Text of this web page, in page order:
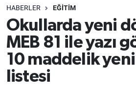
HABERLER EĞİTİM
Okullarda yeni
MEB 81 ile yazı
10 maddelik yeni
listesi